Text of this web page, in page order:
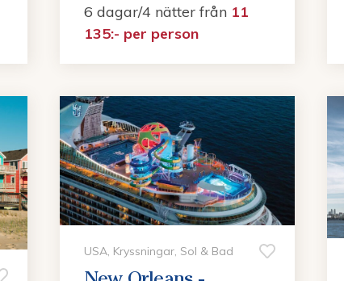
6 dagar/4 nätter från 11
135:- per person
USA, Kryssningar, Sol & Bad